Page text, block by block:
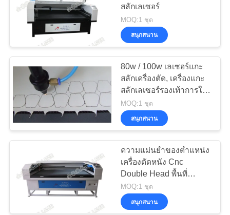
โรงงาน
ควบคุม
คุณภาพ
ติดต่อ
เครื่องไฟเบอร์เลเซอร์
21
วิชันซิสเต็มกล้อง
สลักเลเซอร์
MOQ:1 ชุด
สนุกสนาน
80w / 100w เลเซอร์แกะ
สลักเครื่องตัด, เครื่องแกะ
สลักเลเซอร์รองเท้าการใช้
พลังงานต่ำ
MOQ:1 ชุด
สนุกสนาน
ความแม่นยำของตำแหน่ง
เครื่องตัดหนัง Cnc
Double Head พื้นที่
ทำงาน 1600 × 1000 มม
MOQ:1 ชุด
สนุกสนาน